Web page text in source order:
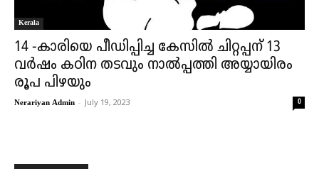
Kerala
14 -കാരിയെ പീഡിപ്പിച്ച കേസിൽ ചിറ്റപ്പന് 13
വർഷം കഠിന തടവും നാൽപ്പത്തി അയ്യായിരം
രൂപ പിഴയും
Nerariyan Admin - July 19, 2023 0